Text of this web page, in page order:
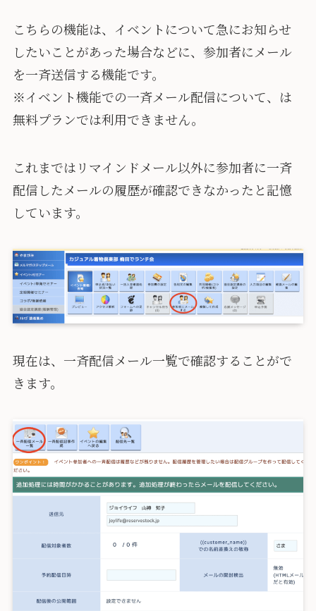
こちらの機能は、イベントについて急にお知らせ
したいことがあった場合などに、参加者にメール
を一斉送信する機能です。
※イベント機能での一斉メール配信について、は
無料プランでは利用できません。
これまではリマインドメール以外に参加者に一斉
配信したメールの履歴が確認できなかったと記憶
しています。
現在は、一斉配信メール一覧で確認することがで
きます。